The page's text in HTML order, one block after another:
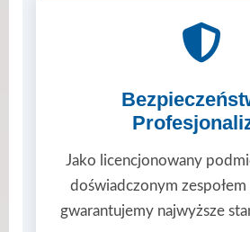
Jako licencjonowany
doświadczonym
gwarantujemy najwyższe